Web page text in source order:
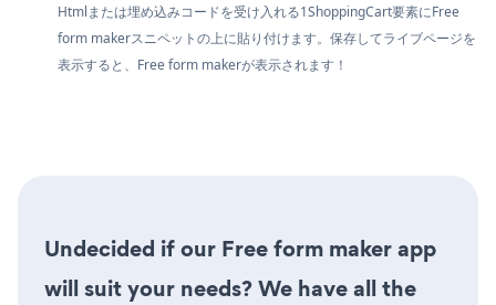
Htmlまたは埋め込みコードを受け入れる1ShoppingCart要素にFree
form makerスニペットの上に貼り付けます。保存してライブページを
表示すると、Free form makerが表示されます！
Undecided if our Free form maker app
will suit your needs? We have all the